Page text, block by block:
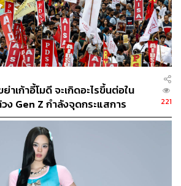
จในช่วงไตรมาสที่ 4 ซึ่งเป็นช่วงไฮซี
ากาศการจับจ่ายจะกลับมาคึกคัก โดย
เคียงกับปีที่ผ่านมา แม้กำลังซื้อระดับ
ภาวะหนี้ครัวเรือน แต่กลุ่มลูกค้าระดับ
งแกร่ง โดยมองว่ามาตรการกระตุ้น
ช่น โครงการช้อปดีมีคืน ยังคงเป็นสิ่ง
รจับจ่ายได้จริงในวงกว้าง
หารงบการตลาดอย่างระมัดระวัง โดย
ที่เราชนะ’ โดยจะเลือกโฟกัสเฉพาะ
าพสูงสุด เพื่อให้มั่นใจว่าจะสามารถ
างยั่งยืนท่ามกลางความท้าทายทาง
ตลาดเดอะมอลล์กล่าว
าเก้าอี้โมดี จะเกิดอะไรขึ้นต่อใน
ง Gen Z กำลังจุดกระแสการ
221